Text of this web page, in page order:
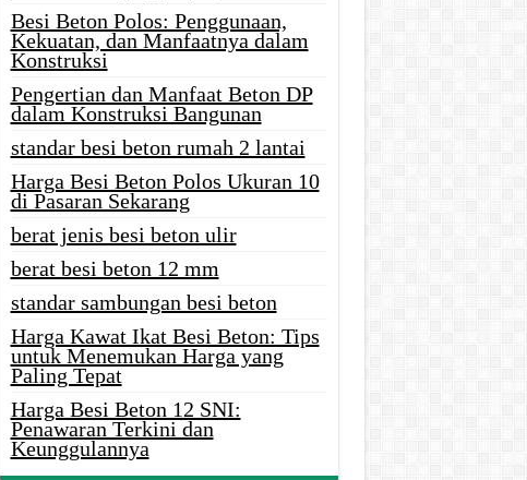
Besi Beton Polos: Penggunaan,
Kekuatan, dan Manfaatnya dalam
Konstruksi
Pengertian dan Manfaat Beton DP
dalam Konstruksi Bangunan
standar besi beton rumah 2 lantai
Harga Besi Beton Polos Ukuran 10
di Pasaran Sekarang
berat jenis besi beton ulir
berat besi beton 12 mm
standar sambungan besi beton
Harga Kawat Ikat Besi Beton: Tips
untuk Menemukan Harga yang
Paling Tepat
Harga Besi Beton 12 SNI:
Penawaran Terkini dan
Keunggulannya